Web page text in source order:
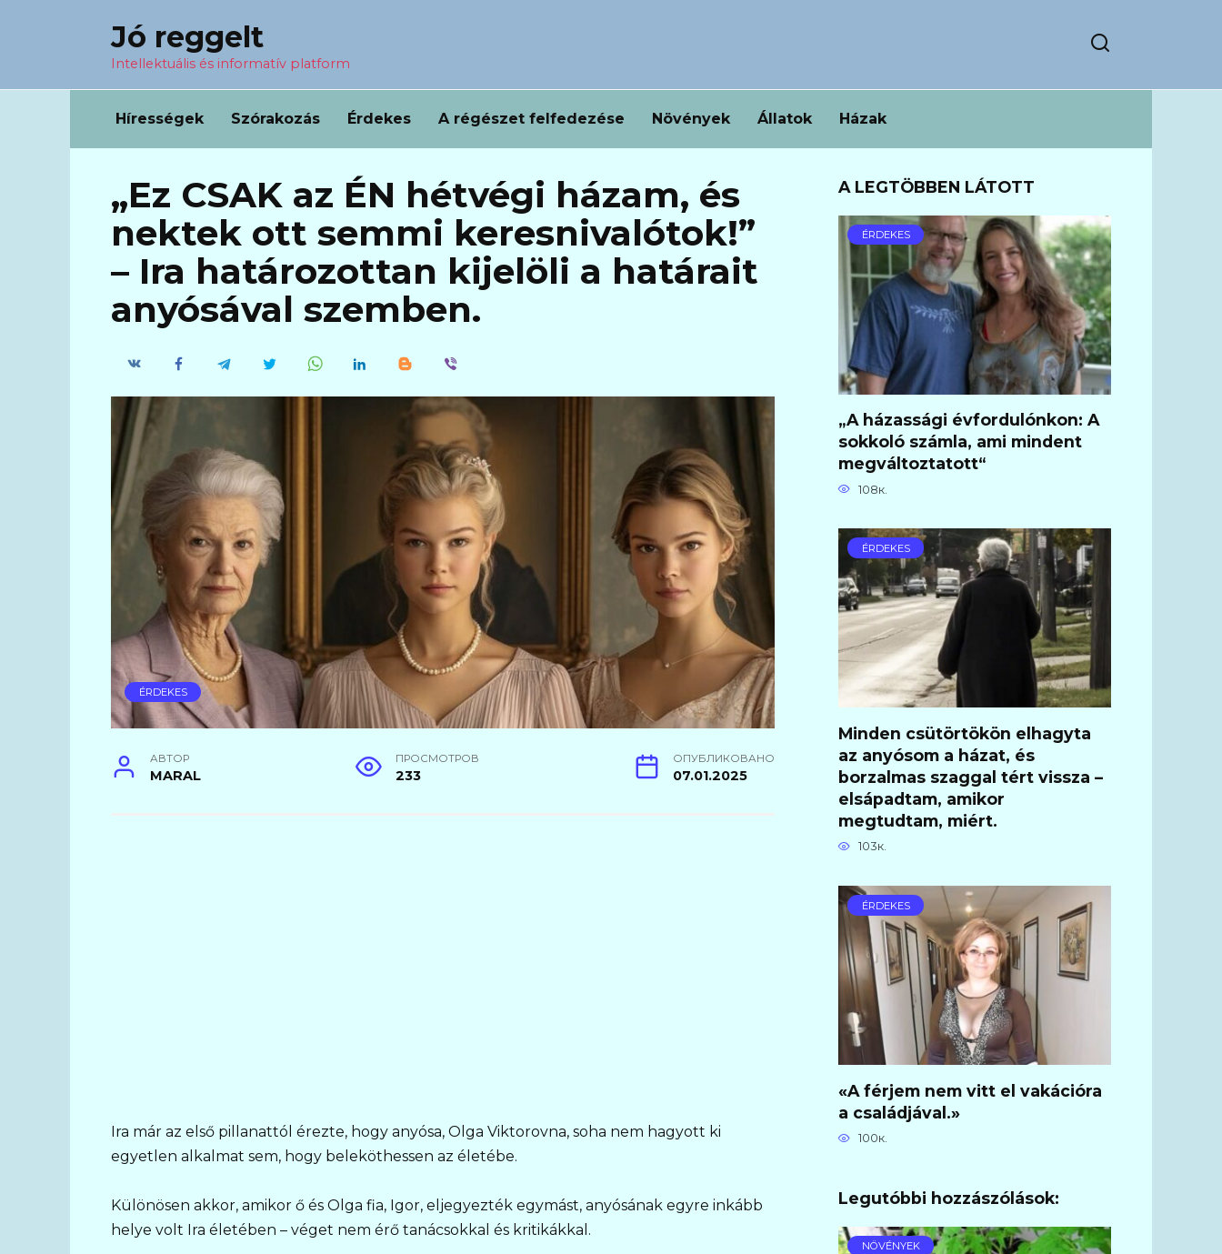
Jó reggelt
Intellektuális és informatív platform
Hírességek Szórakozás Érdekes A régészet felfedezése Növények Állatok Házak
„Ez CSAK az ÉN hétvégi házam, és
nektek ott semmi keresnivalótok!”
– Ira határozottan kijelöli a határait
anyósával szemben.
ÉRDEKES
АВТОР
MARAL
ПРОСМОТРОВ
233
ОПУБЛИКОВАНО
07.01.2025
Ira már az első pillanattól érezte, hogy anyósa, Olga Viktorovna, soha nem hagyott ki
egyetlen alkalmat sem, hogy beleköthessen az életébe.
Különösen akkor, amikor ő és Olga fia, Igor, eljegyezték egymást, anyósának egyre inkább
helye volt Ira életében – véget nem érő tanácsokkal és kritikákkal.
A LEGTÖBBEN LÁTOTT
ÉRDEKES
„A házassági évfordulónkon: A
sokkoló számla, ami mindent
megváltoztatott“
108к.
ÉRDEKES
Minden csütörtökön elhagyta
az anyósom a házat, és
borzalmas szaggal tért vissza –
elsápadtam, amikor
megtudtam, miért.
103к.
ÉRDEKES
«A férjem nem vitt el vakációra
a családjával.»
100к.
Legutóbbi hozzászólások:
NÖVÉNYEK